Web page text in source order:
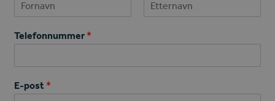
Telefonnummer *
E-post *